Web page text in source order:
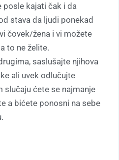
posle kajati čak i da
stava da ljudi ponekad
čovek/žena i vi možete
to ne želite.
saslušajte njihova
ali uvek odlučujte
slučaju ćete se najmanje
a bićete ponosni na sebe